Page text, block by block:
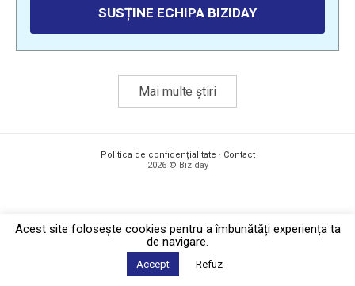
SUSȚINE ECHIPA BIZIDAY
Mai multe știri
Politica de confidențialitate · Contact
2026 © Biziday
Acest site foloseşte cookies pentru a îmbunătăți experiența ta
de navigare.
Accept Refuz